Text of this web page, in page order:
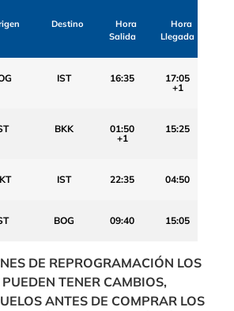
Destino
Hora
Salida
Hora
Llegada
IST 16:35
17:05
+1
BKK
01:50
+1
15:25
IST 22:35 04:50
BOG 09:40 15:05
DE REPROGRAMACIÓN LOS
TENER CAMBIOS,
ANTES DE COMPRAR LOS